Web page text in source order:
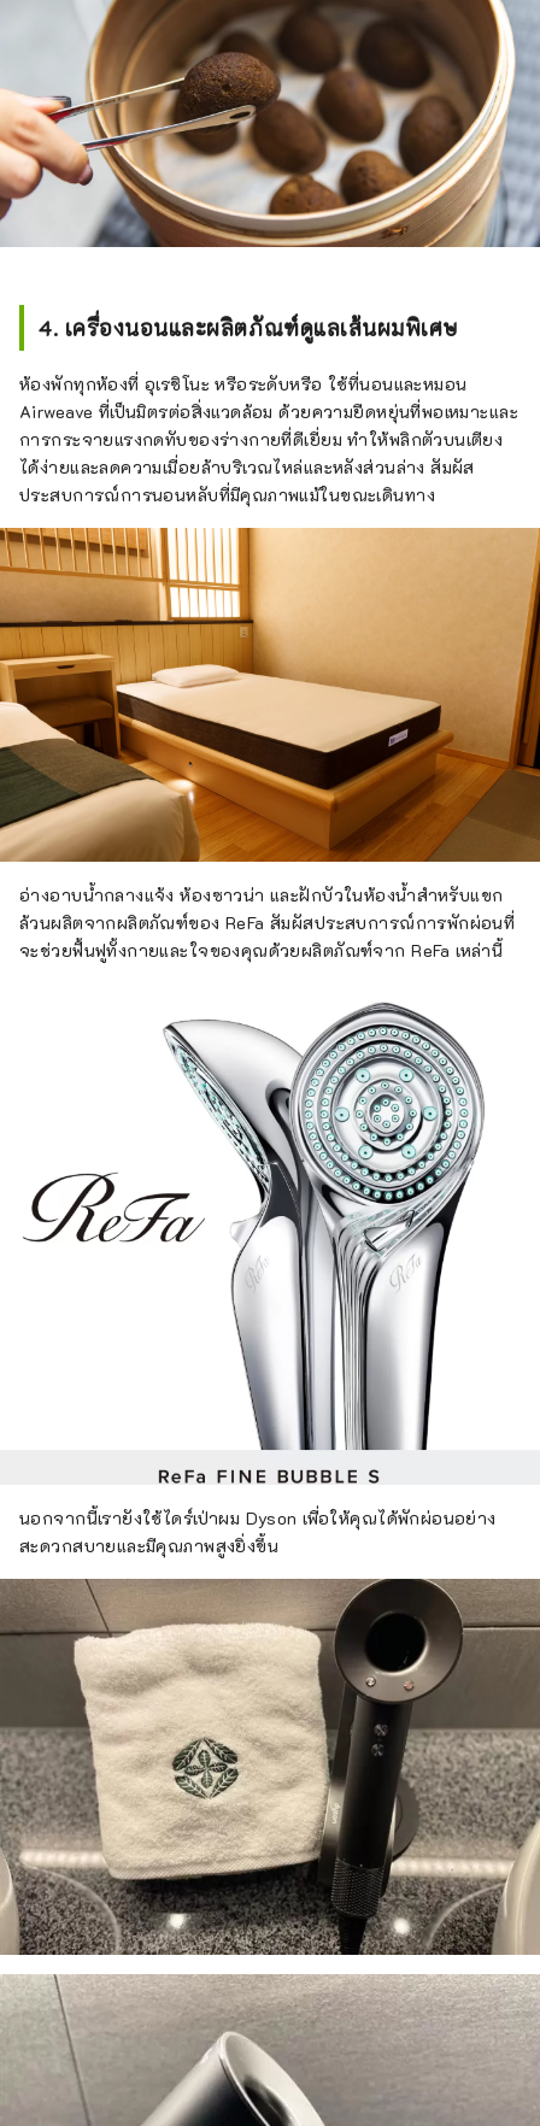
4. เครื่องนอนและผลิตภัณฑ์ดูแลเส้นผมพิเศษ
ห้องพักทุกห้องที่ อุเรชิโนะ หรือระดับหรือ ใช้ที่นอนและหมอน
Airweave ที่เป็นมิตรต่อสิ่งแวดล้อม ด้วยความยืดหยุ่นที่พอเหมาะและ
การกระจายแรงกดทับของร่างกายที่ดีเยี่ยม ทำให้พลิกตัวบนเตียง
ได้ง่ายและลดความเมื่อยล้าบริเวณไหล่และหลังส่วนล่าง สัมผัส
ประสบการณ์การนอนหลับที่มีคุณภาพแม้ในขณะเดินทาง
อ่างอาบน้ำกลางแจ้ง ห้องซาวน่า และฝักบัวในห้องน้ำสำหรับแขก
ล้วนผลิตจากผลิตภัณฑ์ของ ReFa สัมผัสประสบการณ์การพักผ่อนที่
จะช่วยฟื้นฟูทั้งกายและใจของคุณด้วยผลิตภัณฑ์จาก ReFa เหล่านี้
นอกจากนี้เรายังใช้ไดร์เป่าผม Dyson เพื่อให้คุณได้พักผ่อนอย่าง
สะดวกสบายและมีคุณภาพสูงยิ่งขึ้น